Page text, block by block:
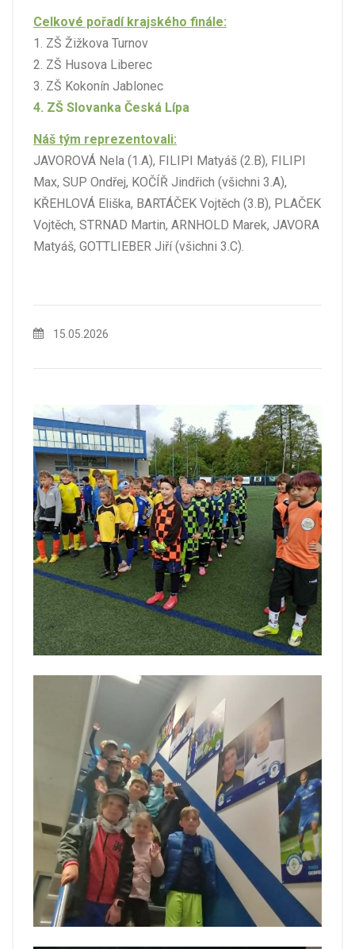
Celkové pořadí krajského finále:
1. ZŠ Žižkova Turnov
2. ZŠ Husova Liberec
3. ZŠ Kokonín Jablonec
4. ZŠ Slovanka Česká Lípa
Náš tým reprezentovali:
JAVOROVÁ Nela (1.A), FILIPI Matyáš (2.B), FILIPI
Max, SUP Ondřej, KOČÍŘ Jindřich (všichni 3.A),
KŘEHLOVÁ Eliška, BARTÁČEK Vojtěch (3.B), PLAČEK
Vojtěch, STRNAD Martin, ARNHOLD Marek, JAVORA
Matyáš, GOTTLIEBER Jiří (všichni 3.C).
15.05.2026